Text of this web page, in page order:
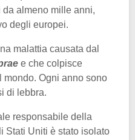
almeno mille anni,
degli europei.
malattia causata dal
e che colpisce
mondo. Ogni anno sono
di lebbra.
responsabile della
Stati Uniti è stato isolato